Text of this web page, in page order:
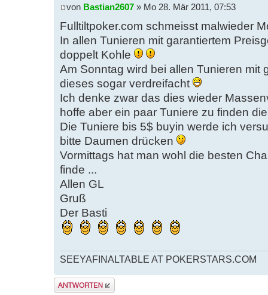
von Bastian2607 » Mo 28. Mär 2011, 07:53
Fulltiltpoker.com schmeisst malwieder
In allen Tunieren mit garantiertem
doppelt Kohle
Am Sonntag wird bei allen Tunieren mit
dieses sogar verdreifacht
Ich denke zwar das dies wieder
hoffe aber ein paar Tuniere zu finden
Die Tuniere bis 5$ buyin werde ich
bitte Daumen drücken
Vormittags hat man wohl die besten
finde ...
Allen GL
Gruß
Der Basti
SEEYAFINALTABLE AT POKERSTARS.COM
Antwort erstellen